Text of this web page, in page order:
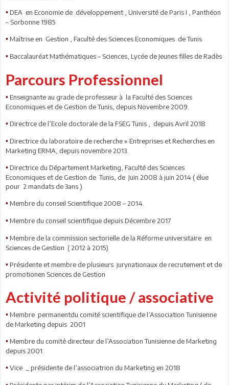
• DEA en Economie de développement , Université de Paris I , Panthéon
– Sorbonne 1985
• Maîtrise en Gestion , Faculté des Sciences Economiques de Tunis
• Baccalauréat Mathématiques – Sciences, Lycée de Jeunes filles de Radès
Parcours Professionnel
• Enseignante au grade de professeur à la Faculté des Sciences
Economiques et de Gestion de Tunis, depuis Novembre 2009.
• Directrce de l’Ecole doctorale de la FSEG Tunis , depuis Avril 2018
• Directrice du laboratoire de recherche » Entreprises et Recherches en
Marketing ERMA, depuis novembre 2013.
• Directrice du Département Marketing, Faculté des Sciences
Economiques et de Gestion de Tunis, de Juin 2008 à juin 2014 ( élue
pour 2 mandats de 3ans ).
• Membre du conseil Scientifique 2008 – 2014.
• Membre du conseil scientifique depuis Décembre 2017
• Membre de la commission sectorielle de la Réforme universitaire en
Sciences de Gestion ( 2012 à 2015)
• Présidente et membre de plusieurs jurynationaux de recrutement et de
promotionen Sciences de Gestion
Activité politique / associative
• Membre permanentdu comité scientifique de l’Association Tunisienne
de Marketing depuis 2001
• Membre du comité directeur de l’Association Tunisienne de Marketing
depuis 2001.
• Vice _ présidente de l’associatrion du Marketing en 2018